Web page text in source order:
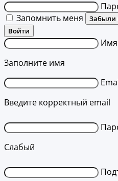
Запомнить меня
Забыли
Войти
Имя
Заполните имя
Введите корректный email
Слабый